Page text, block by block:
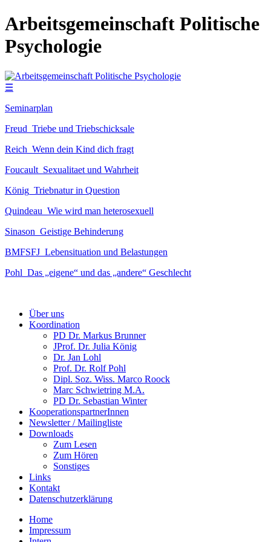
Arbeitsgemeinschaft Politische
Psychologie
☰
Seminarplan
Freud_Triebe und Triebschicksale
Reich_Wenn dein Kind dich fragt
Foucault_Sexualitaet und Wahrheit
König_Triebnatur in Question
Quindeau_Wie wird man heterosexuell
Sinason_Geistige Behinderung
BMFSFJ_Lebensituation und Belastungen
Pohl_Das „eigene“ und das „andere“ Geschlecht
Über uns
Koordination
PD Dr. Markus Brunner
JProf. Dr. Julia König
Dr. Jan Lohl
Prof. Dr. Rolf Pohl
Dipl. Soz. Wiss. Marco Roock
Marc Schwietring M.A.
PD Dr. Sebastian Winter
KooperationspartnerInnen
Newsletter / Mailingliste
Downloads
Zum Lesen
Zum Hören
Sonstiges
Links
Kontakt
Datenschutzerklärung
Home
Impressum